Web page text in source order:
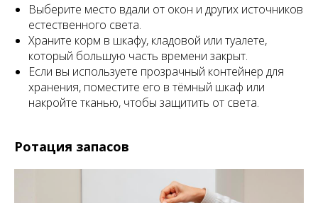
Выберите место вдали от окон и других источников
естественного света.
Храните корм в шкафу, кладовой или туалете,
который большую часть времени закрыт.
Если вы используете прозрачный контейнер для
хранения, поместите его в тёмный шкаф или
накройте тканью, чтобы защитить от света.
Ротация запасов